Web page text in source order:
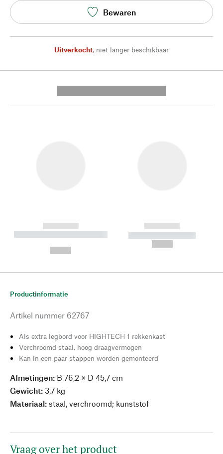
Bewaren
Uitverkocht, niet langer beschikbaar
------------
----------- ----------- --------
------------
----------- -----------
Productinformatie
Artikel nummer 62767
Als extra legbord voor HIGHTECH 1 rekkenkast
Verchroomd staal, hoog draagvermogen
Kan in een paar stappen worden gemonteerd
Afmetingen: B 76,2 × D 45,7 cm
Gewicht: 3,7 kg
Materiaal: staal, verchroomd; kunststof
Vraag over het product